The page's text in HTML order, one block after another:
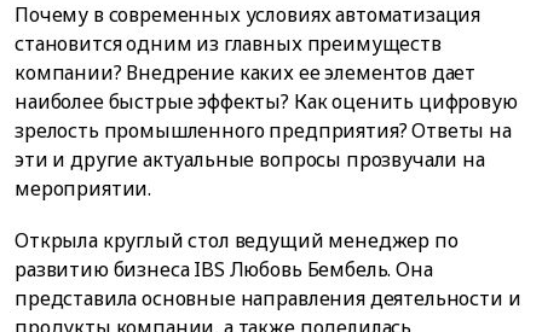
Почему в современных условиях автоматизация
становится одним из главных преимуществ
компании? Внедрение каких ее элементов дает
наиболее быстрые эффекты? Как оценить цифровую
зрелость промышленного предприятия? Ответы на
эти и другие актуальные вопросы прозвучали на
мероприятии.
Открыла круглый стол ведущий менеджер по
развитию бизнеса IBS Любовь Бембель. Она
представила основные направления деятельности и